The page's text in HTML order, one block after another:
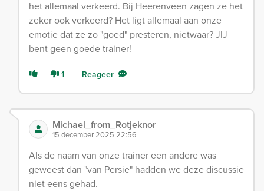
het allemaal verkeerd. Bij Heerenveen zagen ze het
zeker ook verkeerd? Het ligt allemaal aan onze
emotie dat ze zo "goed" presteren, nietwaar? JIJ
bent geen goede trainer!
1 Reageer
Michael_from_Rotjeknor
15 december 2025 22:56
Als de naam van onze trainer een andere was
geweest dan "van Persie" hadden we deze discussie
niet eens gehad.